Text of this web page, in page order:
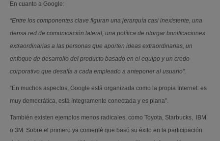
En cuanto a Google:
“Entre los componentes clave figuran una jerarquía casi inexistente, una
densa red de comunicación lateral, una política de otorgar bonificaciones
extraordinarias a las personas que aporten ideas extraordinarias, un
enfoque de desarrollo del producto basado en el equipo y un credo
corporativo que desafía a cada empleado a anteponer al usuario”.
“En muchos aspectos, Google está organizada como la propia Internet: es
muy democrática, está íntegramente conectada y es plana”.
También existen ejemplos menos radicales, como Toyota, Starbucks, IBM
o 3M. Sobre el primero ya comenté que basó su éxito en la participación